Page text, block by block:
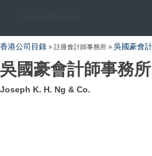
香港公司目錄 » 註冊會計師事務所 » 吳國豪會
吳國豪會計師事務所
Joseph K. H. Ng & Co.